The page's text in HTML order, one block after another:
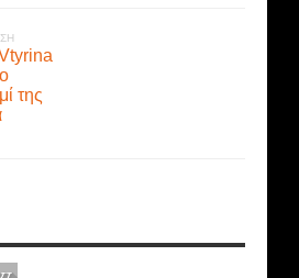
της